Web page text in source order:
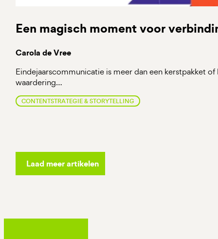
Een magisch moment voor
Carola de Vree
Eindejaarscommunicatie is meer dan een kerstpakket
waardering…
CONTENTSTRATEGIE & STORYTELLING
Laad meer artikelen